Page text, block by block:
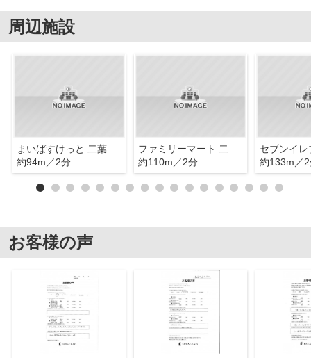
周辺施設
まいばすけっと 二葉4丁目店
約94m／2分
約110m／2分
約133m／
お客様の声